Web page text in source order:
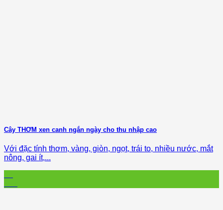
Cây THƠM xen canh ngắn ngày cho thu nhập cao
Với đặc tính thơm, vàng, giòn, ngọt, trái to, nhiều nước, mắt
nông, gai ít,...